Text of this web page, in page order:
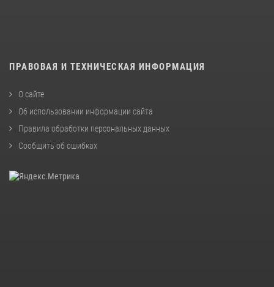
ПРАВОВАЯ И ТЕХНИЧЕСКАЯ ИНФОРМАЦИЯ
О сайте
Об использовании информации сайта
Правила обработки персональных данных
Сообщить об ошибках